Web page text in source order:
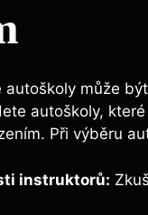
autoškoly může
autoškoly,
Při výběru
instruktorů: